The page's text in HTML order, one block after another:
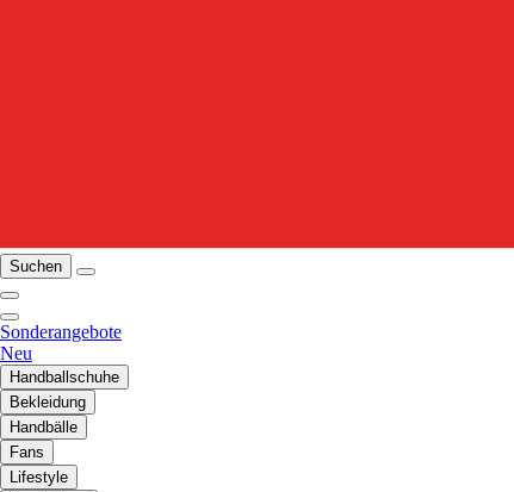
Suchen
Sonderangebote
Neu
Handballschuhe
Bekleidung
Handbälle
Fans
Lifestyle